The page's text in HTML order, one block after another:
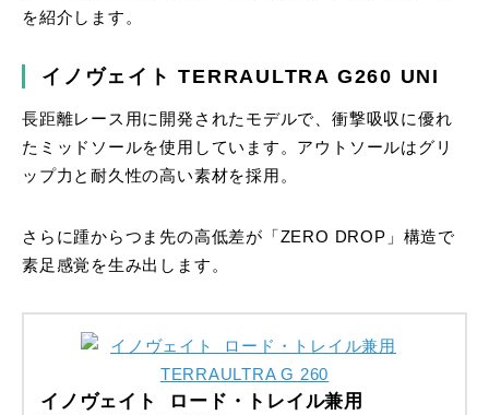
を紹介します。
イノヴェイト TERRAULTRA G260 UNI
長距離レース用に開発されたモデルで、衝撃吸収に優れ
たミッドソールを使用しています。アウトソールはグリ
ップ力と耐久性の高い素材を採用。
さらに踵からつま先の高低差が「ZERO DROP」構造で
素足感覚を生み出します。
イノヴェイト ロード・トレイル兼用